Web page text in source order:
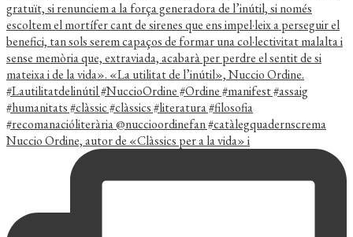
Nuccio Ordine, autor de «Clàssics per a la vida» i